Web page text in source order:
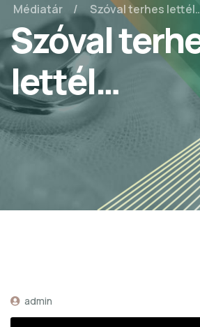
Médiatár
Szóval terhes
Szóval
lettél…
admin